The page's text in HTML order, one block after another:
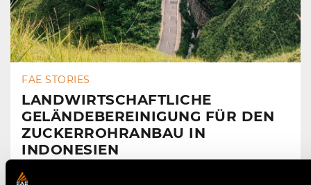
FAE STORIES
LANDWIRTSCHAFTLICHE
GELÄNDEBEREINIGUNG FÜR DEN
ZUCKERROHRANBAU IN
INDONESIEN
Zwei RSM/HP-225 unterstützen das ehrgeizige Projekt
eines großen lokalen Unternehmens.